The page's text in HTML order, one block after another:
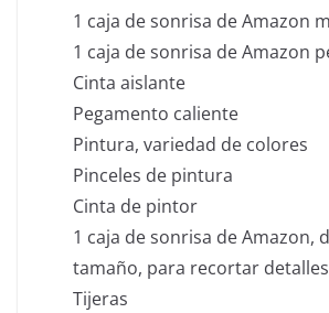
1 caja de sonrisa de Amazon
1 caja de sonrisa de Amazon
Cinta aislante
Pegamento caliente
Pintura, variedad de colores
Pinceles de pintura
Cinta de pintor
1 caja de sonrisa de Amazon,
tamaño, para recortar detalles
Tijeras